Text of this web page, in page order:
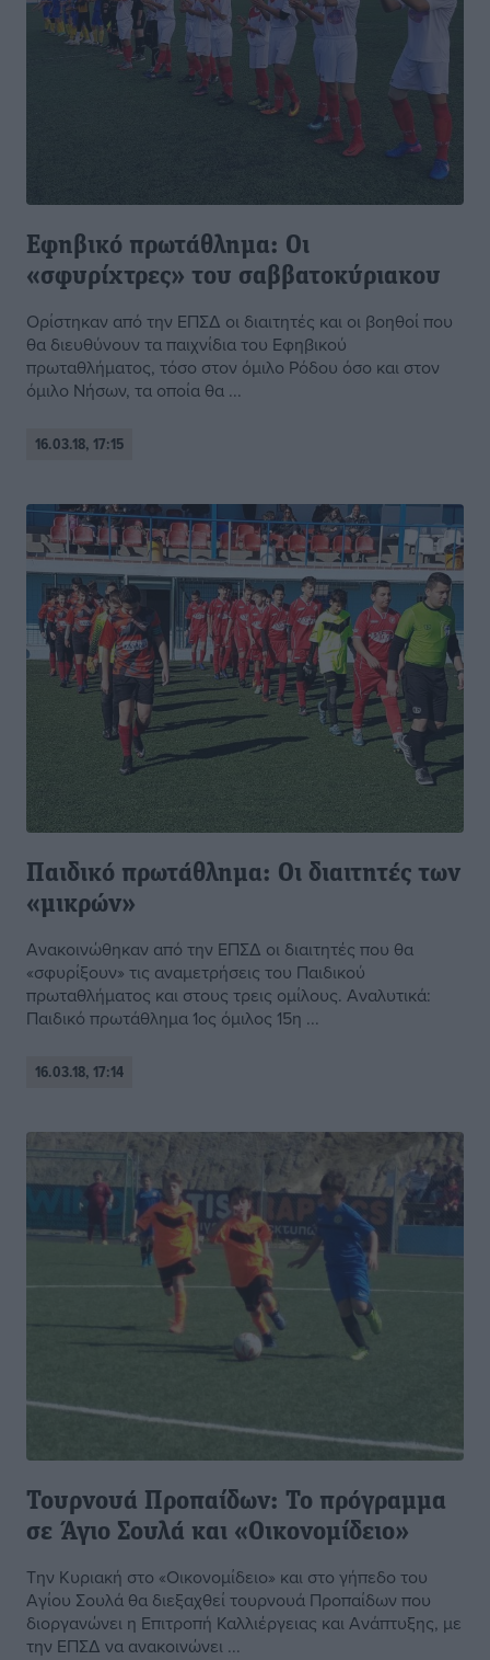
Εφηβικό πρωτάθλημα: Οι
«σφυρίχτρες» του σαββατοκύριακου
Ορίστηκαν από την ΕΠΣΔ οι διαιτητές και οι βοηθοί που
θα διευθύνουν τα παιχνίδια του Εφηβικού
πρωταθλήματος, τόσο στον όμιλο Ρόδου όσο και στον
όμιλο Νήσων, τα οποία θα ...
16.03.18, 17:15
Παιδικό πρωτάθλημα: Οι διαιτητές των
«μικρών»
Ανακοινώθηκαν από την ΕΠΣΔ οι διαιτητές που θα
«σφυρίξουν» τις αναμετρήσεις του Παιδικού
πρωταθλήματος και στους τρεις ομίλους. Αναλυτικά:
Παιδικό πρωτάθλημα 1ος όμιλος 15η ...
16.03.18, 17:14
Τουρνουά Προπαίδων: Το πρόγραμμα
σε Άγιο Σουλά και «Οικονομίδειο»
Την Κυριακή στο «Οικονομίδειο» και στο γήπεδο του
Αγίου Σουλά θα διεξαχθεί τουρνουά Προπαίδων που
διοργανώνει η Επιτροπή Καλλιέργειας και Ανάπτυξης, με
την ΕΠΣΔ να ανακοινώνει ...